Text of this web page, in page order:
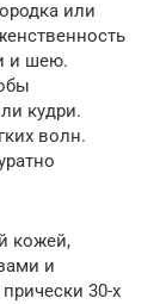
или
и шею.
кудри.
волн.
кожей,
и
30-х